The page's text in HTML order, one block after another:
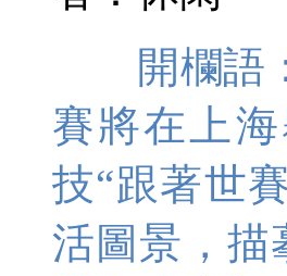
開欄語：
賽將在上
技“跟著世
活圖景，描